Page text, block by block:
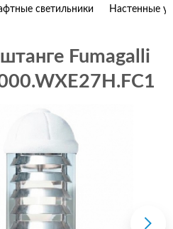
светильники Настенные
Fumagalli